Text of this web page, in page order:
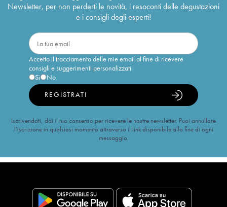
Newsletter, per non perderti le novità, i resoconti delle degustazioni
e i consigli degli esperti!
Accetto il tracciamento delle mie email al fine di ricevere
consigli e suggerimenti personalizzati
Sì
No
REGISTRATI
Iscrivendoti, dai il tuo consenso per ricevere le nostre newsletter. Puoi annullare
l’iscrizione in qualsiasi momento attraverso il link disponibile alla fine di ogni
messaggio.